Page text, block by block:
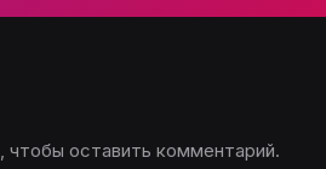
, чтобы оставить комментарий.